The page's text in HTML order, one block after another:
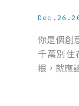
你是個創
千萬別住
根，就應